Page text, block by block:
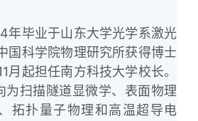
年毕业于山东大学光学系激光
国科学院物理研究所获得博士
月起担任南方科技大学校长。
为扫描隧道显微学、表面物理
拓扑量子物理和高温超导电